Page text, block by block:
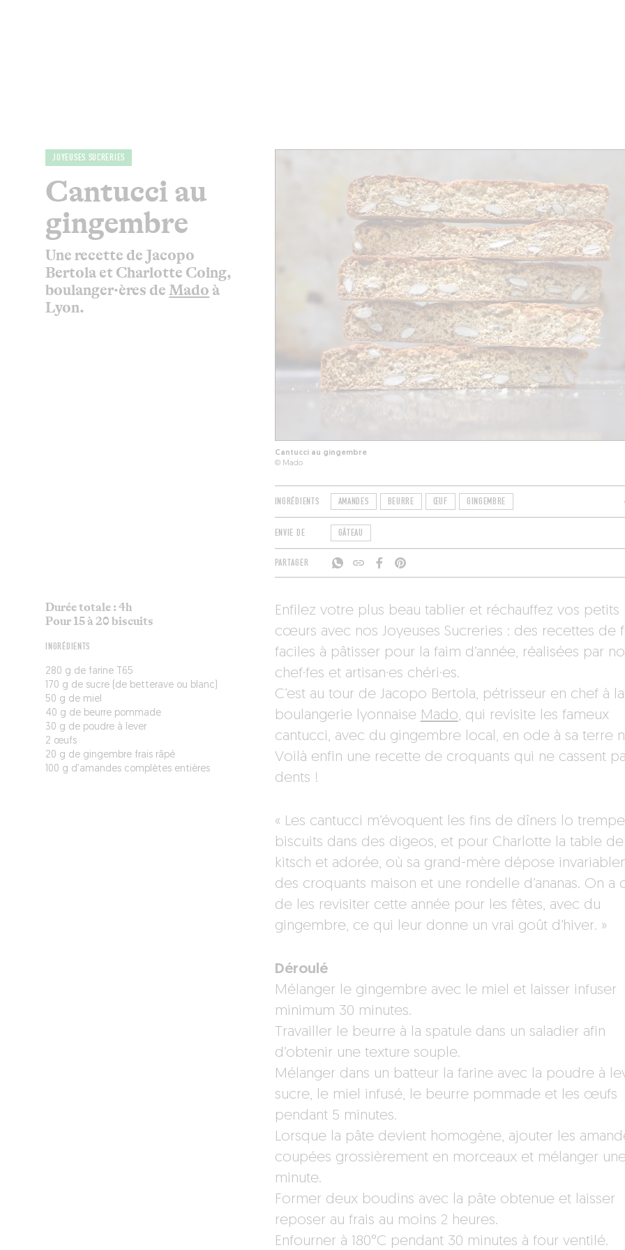
JOYEUSES SUCRERIES
Cantucci au
gingembre
Une recette de Jacopo
Bertolaet Charlotte Coing,
boulanger·ères de Mado à
Lyon.
Cantucci au gingembre
© Mado
INGRÉDIENTS AMANDES BEURRE ŒUF GINGEMBRE
ENVIE DE GÂTEAU
PARTAGER
Durée totale : 4h
Pour 15 à 20 biscuits
INGRÉDIENTS
280 g de farine T65
170 g de sucre (de betterave ou blanc)
50 g de miel
40 g de beurre pommade
30 g de poudre à lever
2 œufs
20 g de gingembre frais râpé
100 g d’amandes complètes entières
Enfilez votre plus beau tablier et réchauffez vos petits
cœurs avec nos Joyeuses Sucreries : des recettes de
faciles à pâtisser pour la faim d’année, réalisées par
chef·fes et artisan·es chéri·es.
C’est au tour de Jacopo Bertola, pétrisseur en chef à la
boulangerie lyonnaise Mado, qui revisite les fameux
cantucci, avec du gingembre local, en ode à sa terre
Voilà enfin une recette de croquants qui ne cassent
dents !
« Les cantucci m’évoquent les fins de dîners lo
biscuits dans des digeos, et pour Charlotte la table
kitsch et adorée, où sa grand-mère dépose
des croquants maison et une rondelle d’ananas. On a
de les revisiter cette année pour les fêtes, avec du
gingembre, ce qui leur donne un vrai goût d’hiver. »
Déroulé
Mélanger le gingembre avec le miel et laisser infuser
minimum 30 minutes.
Travailler le beurre à la spatule dans un saladier afin
d’obtenir une texture souple.
Mélanger dans un batteur la farine avec la poudre à
sucre, le miel infusé, le beurre pommade et les œufs
pendant 5 minutes.
Lorsque la pâte devient homogène, ajouter les
coupées grossièrement en morceaux et mélanger
minute.
Former deux boudins avec la pâte obtenue et laisser
reposer au frais au moins 2 heures.
Enfourner à 180°C pendant 30 minutes à four ventilé.